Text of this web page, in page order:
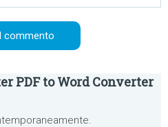
PDF to Word Converter